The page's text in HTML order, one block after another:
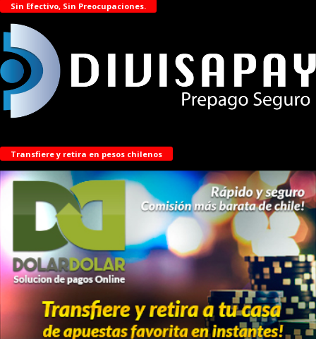
Sin Efectivo, Sin Preocupaciones.
Transfiere y retira en pesos chilenos